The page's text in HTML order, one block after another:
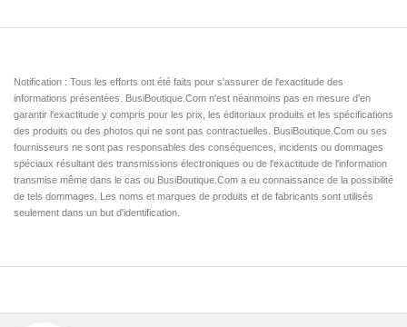
Notification : Tous les efforts ont été faits pour s'assurer de l'exactitude des
informations présentées. BusiBoutique.Com n'est néanmoins pas en mesure d'en
garantir l'exactitude y compris pour les prix, les éditoriaux produits et les spécifications
des produits ou des photos qui ne sont pas contractuelles. BusiBoutique.Com ou ses
fournisseurs ne sont pas responsables des conséquences, incidents ou dommages
spéciaux résultant des transmissions électroniques ou de l'exactitude de l'information
transmise même dans le cas ou BusiBoutique.Com a eu connaissance de la possibilité
de tels dommages. Les noms et marques de produits et de fabricants sont utilisés
seulement dans un but d'identification.